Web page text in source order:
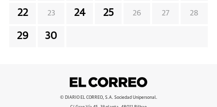
22 23 24 25 26 27 28
29 30
© DIARIO EL CORREO, S.A. Sociedad Unipersonal.